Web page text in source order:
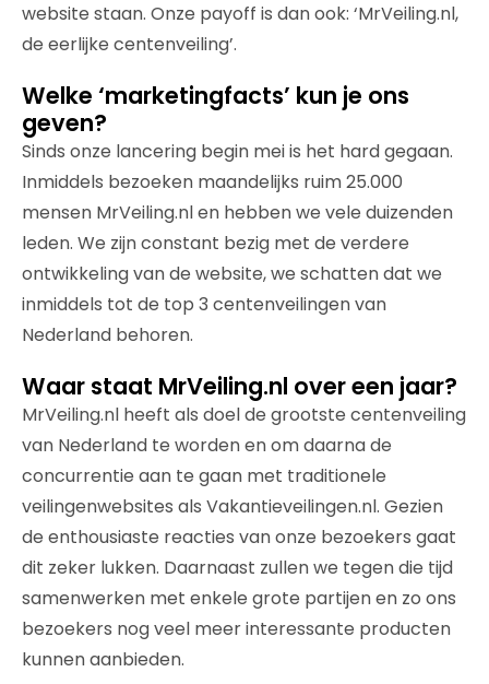
website staan. Onze payoff is dan ook: ‘MrVeiling.nl,
de eerlijke centenveiling’.
Welke ‘marketingfacts’ kun je ons
geven?
Sinds onze lancering begin mei is het hard gegaan.
Inmiddels bezoeken maandelijks ruim 25.000
mensen MrVeiling.nl en hebben we vele duizenden
leden. We zijn constant bezig met de verdere
ontwikkeling van de website, we schatten dat we
inmiddels tot de top 3 centenveilingen van
Nederland behoren.
Waar staat MrVeiling.nl over een jaar?
MrVeiling.nl heeft als doel de grootste centenveiling
van Nederland te worden en om daarna de
concurrentie aan te gaan met traditionele
veilingenwebsites als Vakantieveilingen.nl. Gezien
de enthousiaste reacties van onze bezoekers gaat
dit zeker lukken. Daarnaast zullen we tegen die tijd
samenwerken met enkele grote partijen en zo ons
bezoekers nog veel meer interessante producten
kunnen aanbieden.